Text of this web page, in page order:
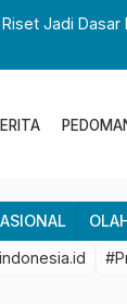
Jadi Dasar